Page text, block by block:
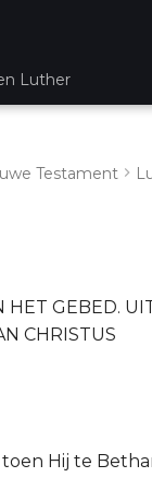
Luther
Testament
GEBED.
CHRISTUS
Hij te